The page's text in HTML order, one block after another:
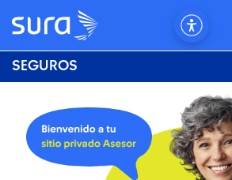
SEGUROS